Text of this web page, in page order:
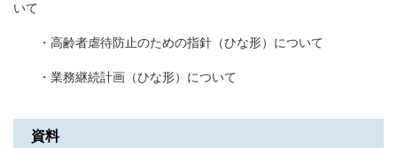
いて
・高齢者虐待防止のための指針（ひな形）について
・業務継続計画（ひな形）について
資料